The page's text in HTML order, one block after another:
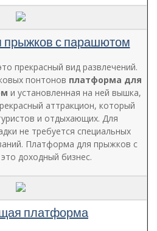
с парашютом
прекрасный вид развлечений.
понтонов платформа для
и установленная на ней вышка,
аттракцион, который
и отдыхающих. Для
не требуется специальных
Платформа для прыжков с
доходный бизнес.
платформа